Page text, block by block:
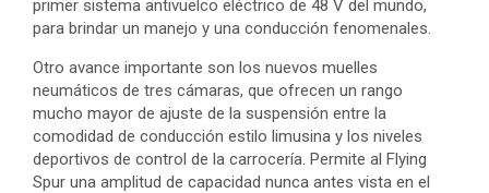
primer sistema antivuelco eléctrico de 48 V del mundo,
para brindar un manejo y una conducción fenomenales.
Otro avance importante son los nuevos muelles
neumáticos de tres cámaras, que ofrecen un rango
mucho mayor de ajuste de la suspensión entre la
comodidad de conducción estilo limusina y los niveles
deportivos de control de la carrocería. Permite al Flying
Spur una amplitud de capacidad nunca antes vista en el